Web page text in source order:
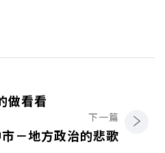
做看看
下一篇
－地方政治的悲歌